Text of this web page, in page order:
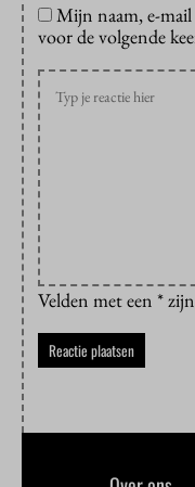
Mijn naam, e-mail
voor de volgende
Velden met een *